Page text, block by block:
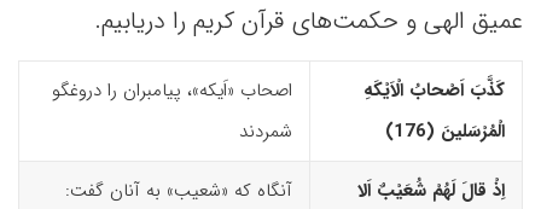
عمیق الهی و حکمت‌های قرآن کریم را دریابیم.
کَذَّبَ اَصْحابُ الْاَیْکَهِ
الْمُرْسَلینَ (176)‏
اصحاب «اَیکه»، پیامبران را دروغگو
شمردند
اِذْ قالَ لَهُمْ شُعَیْبٌ اَلا
آنگاه که «شعیب» به آنان گفت: